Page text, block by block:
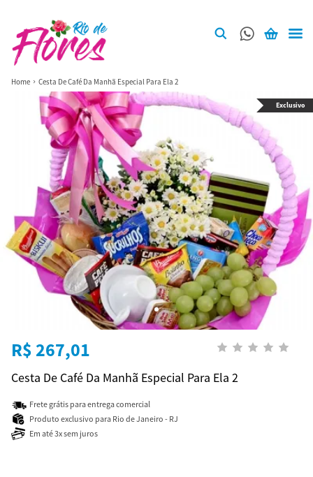
Home Cesta De Café Da Manhã Especial Para Ela 2
Exclusivo
R$ 267,01
Cesta De Café Da Manhã Especial Para Ela 2
Frete grátis para entrega comercial
Produto exclusivo para Rio de Janeiro - RJ
Em até 3x sem juros